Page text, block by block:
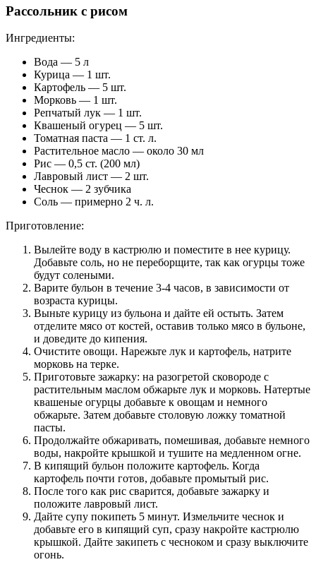
Рассольник с рисом
Ингредиенты:
Вода — 5 л
Курица — 1 шт.
Картофель — 5 шт.
Морковь — 1 шт.
Репчатый лук — 1 шт.
Квашеный огурец — 5 шт.
Томатная паста — 1 ст. л.
Растительное масло — около 30 мл
Рис — 0,5 ст. (200 мл)
Лавровый лист — 2 шт.
Чеснок — 2 зубчика
Соль — примерно 2 ч. л.
Приготовление:
Вылейте воду в кастрюлю и поместите в нее курицу.
Добавьте соль, но не переборщите, так как огурцы тоже
будут солеными.
Варите бульон в течение 3-4 часов, в зависимости от
возраста курицы.
Выньте курицу из бульона и дайте ей остыть. Затем
отделите мясо от костей, оставив только мясо в бульоне,
и доведите до кипения.
Очистите овощи. Нарежьте лук и картофель, натрите
морковь на терке.
Приготовьте зажарку: на разогретой сковороде с
растительным маслом обжарьте лук и морковь. Натертые
квашеные огурцы добавьте к овощам и немного
обжарьте. Затем добавьте столовую ложку томатной
пасты.
Продолжайте обжаривать, помешивая, добавьте немного
воды, накройте крышкой и тушите на медленном огне.
В кипящий бульон положите картофель. Когда
картофель почти готов, добавьте промытый рис.
После того как рис сварится, добавьте зажарку и
положите лавровый лист.
Дайте супу покипеть 5 минут. Измельчите чеснок и
добавьте его в кипящий суп, сразу накройте кастрюлю
крышкой. Дайте закипеть с чесноком и сразу выключите
огонь.